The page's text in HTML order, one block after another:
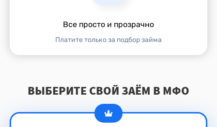
Все просто и прозрачно
Платите только за подбор займа
ВЫБЕРИТЕ СВОЙ ЗАЁМ В МФО